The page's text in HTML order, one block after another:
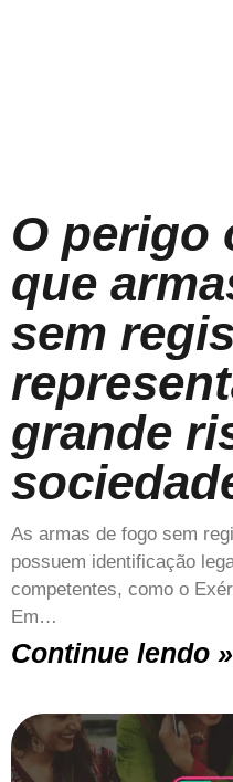
O perigo
que
sem
grande
As armas de fogo sem
possuem identificação
competentes, como o
Em…
Continue lendo »